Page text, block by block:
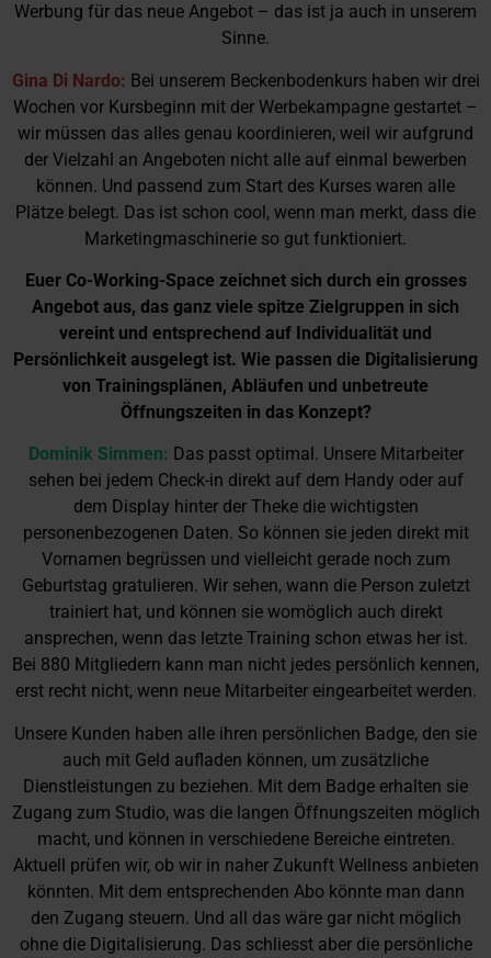
Werbung für das neue Angebot – das ist ja auch in unserem
Sinne.
Gina Di Nardo: Bei unserem Beckenbodenkurs haben wir drei
Wochen vor Kursbeginn mit der Werbekampagne gestartet –
wir müssen das alles genau koordinieren, weil wir aufgrund
der Vielzahl an Angeboten nicht alle auf einmal bewerben
können. Und passend zum Start des Kurses waren alle
Plätze belegt. Das ist schon cool, wenn man merkt, dass die
Marketingmaschinerie so gut funktioniert.
Euer Co-Working-Space zeichnet sich durch ein grosses
Angebot aus, das ganz viele spitze Zielgruppen in sich
vereint und entsprechend auf Individualität und
Persönlichkeit ausgelegt ist. Wie passen die Digitalisierung
von Trainingsplänen, Abläufen und unbetreute
Öffnungszeiten in das Konzept?
Dominik Simmen: Das passt optimal. Unsere Mitarbeiter
sehen bei jedem Check-in direkt auf dem Handy oder auf
dem Display hinter der Theke die wichtigsten
personenbezogenen Daten. So können sie jeden direkt mit
Vornamen begrüssen und vielleicht gerade noch zum
Geburtstag gratulieren. Wir sehen, wann die Person zuletzt
trainiert hat, und können sie womöglich auch direkt
ansprechen, wenn das letzte Training schon etwas her ist.
Bei 880 Mitgliedern kann man nicht jedes persönlich kennen,
erst recht nicht, wenn neue Mitarbeiter eingearbeitet werden.
Unsere Kunden haben alle ihren persönlichen Badge, den sie
auch mit Geld aufladen können, um zusätzliche
Dienstleistungen zu beziehen. Mit dem Badge erhalten sie
Zugang zum Studio, was die langen Öffnungszeiten möglich
macht, und können in verschiedene Bereiche eintreten.
Aktuell prüfen wir, ob wir in naher Zukunft Wellness anbieten
könnten. Mit dem entsprechenden Abo könnte man dann
den Zugang steuern. Und all das wäre gar nicht möglich
ohne die Digitalisierung. Das schliesst aber die persönliche